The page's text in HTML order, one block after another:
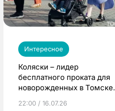
Интересное
Коляски – лидер
бесплатного проката для
новорожденных в Томске.
22:00 / 16.07.26